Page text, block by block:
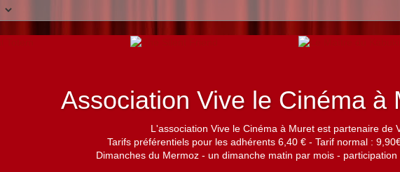
Association Vive le Cinéma à
L'association Vive le Cinéma à Muret est partenaire de
Tarifs préférentiels pour les adhérents 6,40 € - Tarif normal :
Dimanches du Mermoz - un dimanche matin par mois -